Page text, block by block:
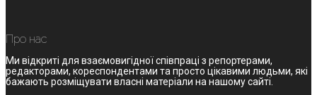
Про нас
Ми відкриті для взаємовигідної співпраці з репортерами,
редакторами, кореспондентами та просто цікавими людьми, які
бажають розміщувати власні матеріали на нашому сайті.